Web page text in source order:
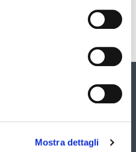
Mostra dettagli
possibile
navigare